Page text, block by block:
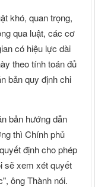
khó, quan trọng,
qua luật, các cơ
có hiệu lực dài
theo tính toán đủ
bản quy định chi
bản hướng dẫn
thì Chính phủ
định cho phép
sẽ xem xét quyết
ông Thành nói.